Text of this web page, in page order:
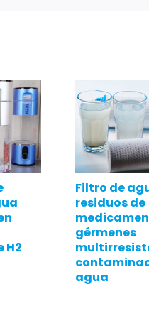
H2
Filtro de
residuos de
gérmenes
agua